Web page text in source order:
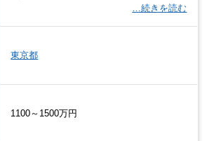
…続きを読む
東京都
1100～1500万円